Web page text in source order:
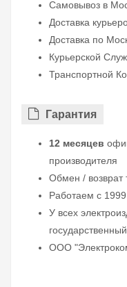
Самовывоз в
Доставка
Доставка по
Курьерской
Транспортной
Гарантия
12 месяцев
производителя
Обмен / возврат
Работаем с 1999
У всех
ООО